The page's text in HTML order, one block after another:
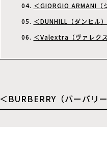
＜GIORGIO ARMANI（
＜DUNHILL（ダンヒル
＜Valextra（ヴァレク
＜BURBERRY（バーバリ